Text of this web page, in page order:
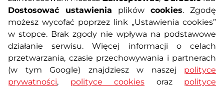
Metody płatności Program lojalnościowy
Usługi dodatkowe Reklamacje i serwis
Formularz kontaktowy Wyposażenie siłowni
Dostosować ustawienia plików cookies. Zgodę
możesz wycofać poprzez link „Ustawienia cookies”
w stopce. Brak zgody nie wpływa na podstawowe
działanie serwisu. Więcej informacji o celach
przetwarzania, czasie przechowywania i partnerach
(w tym Google) znajdziesz w naszej polityce
prywatności, polityce cookies oraz polityce